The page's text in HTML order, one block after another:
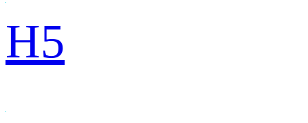
H5